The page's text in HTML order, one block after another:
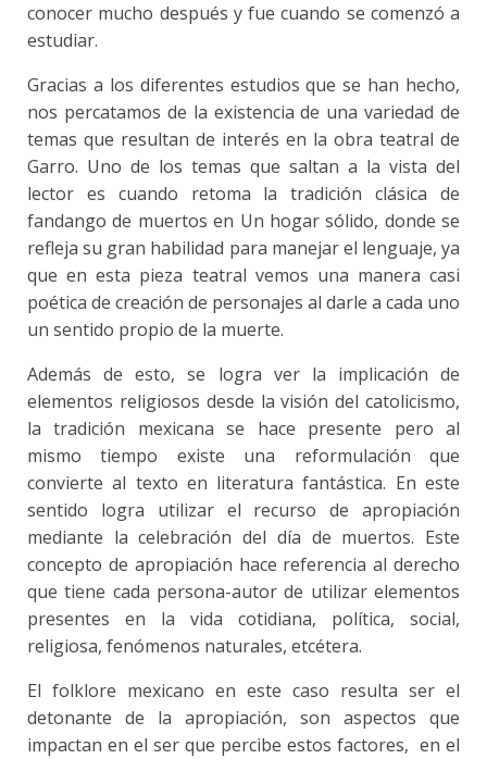
conocer mucho después y fue cuando se comenzó a
estudiar.
Gracias a los diferentes estudios que se han hecho,
nos percatamos de la existencia de una variedad de
temas que resultan de interés en la obra teatral de
Garro. Uno de los temas que saltan a la vista del
lector es cuando retoma la tradición clásica de
fandango de muertos en Un hogar sólido, donde se
refleja su gran habilidad para manejar el lenguaje, ya
que en esta pieza teatral vemos una manera casi
poética de creación de personajes al darle a cada uno
un sentido propio de la muerte.
Además de esto, se logra ver la implicación de
elementos religiosos desde la visión del catolicismo,
la tradición mexicana se hace presente pero al
mismo tiempo existe una reformulación que
convierte al texto en literatura fantástica. En este
sentido logra utilizar el recurso de apropiación
mediante la celebración del día de muertos. Este
concepto de apropiación hace referencia al derecho
que tiene cada persona-autor de utilizar elementos
presentes en la vida cotidiana, política, social,
religiosa, fenómenos naturales, etcétera.
El folklore mexicano en este caso resulta ser el
detonante de la apropiación, son aspectos que
impactan en el ser que percibe estos factores, en el